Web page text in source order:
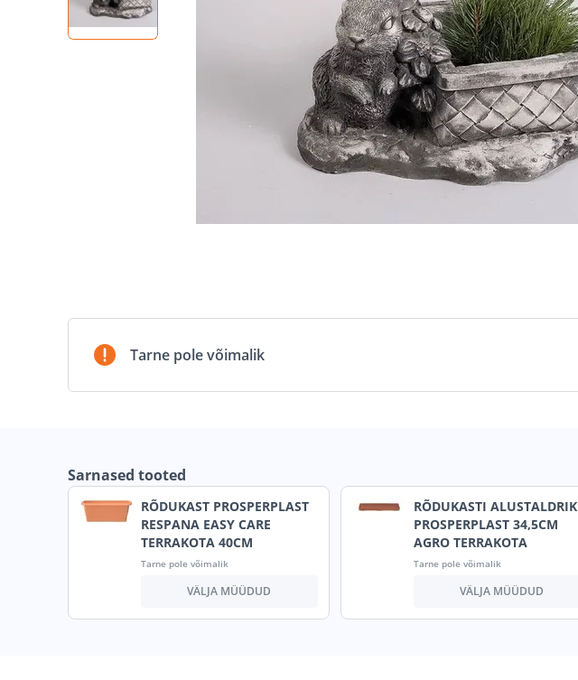
Tarne pole võimalik
Sarnased tooted
RÕDUKAST PROSPERPLAST
RESPANA EASY CARE
TERRAKOTA 40CM
Tarne pole võimalik
VÄLJA MÜÜDUD
RÕDUKASTI ALUSTALDRIK
PROSPERPLAST 34,5CM
AGRO TERRAKOTA
Tarne pole võimalik
VÄLJA MÜÜDUD